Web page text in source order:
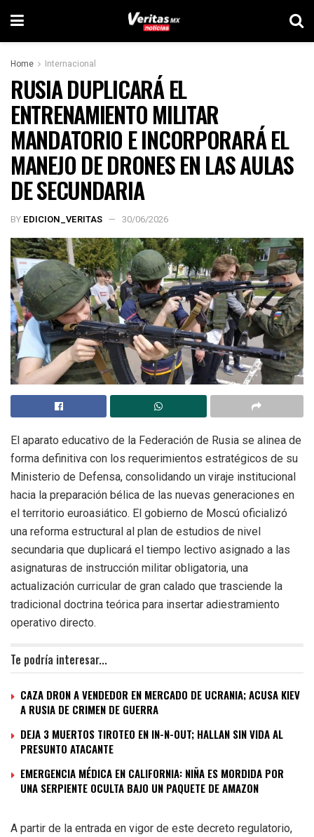
Home Internacional
RUSIA DUPLICARÁ EL
ENTRENAMIENTO MILITAR
MANDATORIO E INCORPORARÁ EL
MANEJO DE DRONES EN LAS AULAS
DE SECUNDARIA
BY EDICION_VERITAS 30/06/2026
El aparato educativo de la Federación de Rusia se alinea de
forma definitiva con los requerimientos estratégicos de su
Ministerio de Defensa, consolidando un viraje institucional
hacia la preparación bélica de las nuevas generaciones en
el territorio euroasiático. El gobierno de Moscú oficializó
una reforma estructural al plan de estudios de nivel
secundaria que duplicará el tiempo lectivo asignado a las
asignaturas de instrucción militar obligatoria, una
actualización curricular de gran calado que trasciende la
tradicional doctrina teórica para insertar adiestramiento
operativo directo.
Te podría interesar...
CAZA DRON A VENDEDOR EN MERCADO DE UCRANIA; ACUSA KIEV
A RUSIA DE CRIMEN DE GUERRA
DEJA 3 MUERTOS TIROTEO EN IN-N-OUT; HALLAN SIN VIDA AL
PRESUNTO ATACANTE
EMERGENCIA MÉDICA EN CALIFORNIA: NIÑA ES MORDIDA POR
UNA SERPIENTE OCULTA BAJO UN PAQUETE DE AMAZON
A partir de la entrada en vigor de este decreto regulatorio,